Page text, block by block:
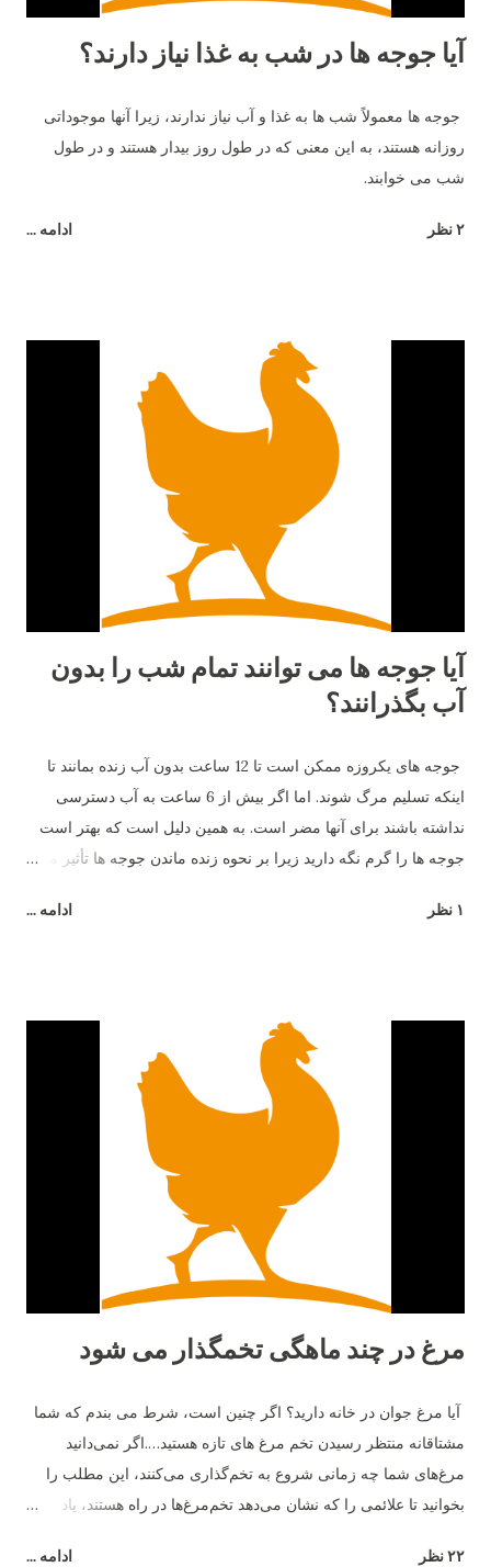
آیا جوجه ها در شب به غذا نیاز دارند؟
جوجه ها معمولاً شب ها به غذا و آب نیاز ندارند، زیرا آنها موجوداتی
روزانه هستند، به این معنی که در طول روز بیدار هستند و در طول
شب می خوابند.
۲ نظر ادامه ...
آیا جوجه ها می توانند تمام شب را بدون
آب بگذرانند؟
جوجه های یکروزه ممکن است تا 12 ساعت بدون آب زنده بمانند تا
اینکه تسلیم مرگ شوند. اما اگر بیش از 6 ساعت به آب دسترسی
نداشته باشند برای آنها مضر است. به همین دلیل است که بهتر است
جوجه ها را گرم نگه دارید زیرا بر نحوه زنده ماندن جوجه ها تأثیر می
۱ نظر ادامه ...
مرغ در چند ماهگی تخمگذار می شود
آیا مرغ جوان در خانه دارید؟ اگر چنین است، شرط می بندم که شما
مشتاقانه منتظر رسیدن تخم مرغ های تازه هستید….اگر نمی‌دانید
مرغ‌های شما چه زمانی شروع به تخم‌گذاری می‌کنند، این مطلب را
بخوانید تا علائمی را که نشان می‌دهد تخم‌مرغ‌ها در راه هستند، یاد
۲۲ نظر ادامه ...